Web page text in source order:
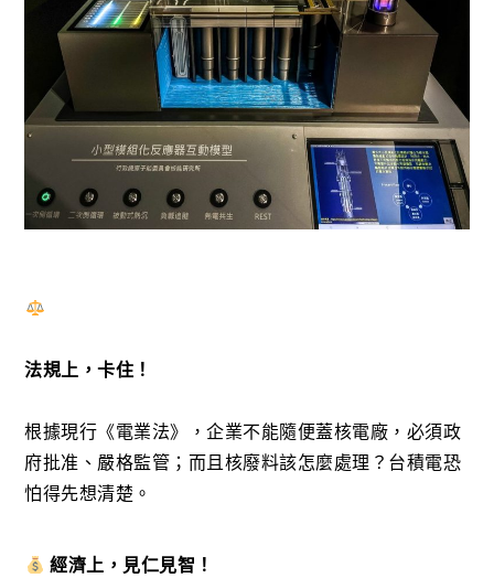
法規上，卡住！
根據現行《電業法》，企業不能隨便蓋核電廠，必須政
府批准、嚴格監管；而且核廢料該怎麼處理？台積電恐
怕得先想清楚。
經濟上，見仁見智！